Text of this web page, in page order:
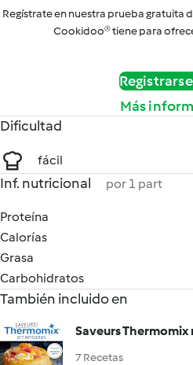
Regístrate en nuestra prueba gratuita
Cookidoo® tiene para
Más
Dificultad
fácil
Inf. nutricional por 1 part
Proteína
Calorías
Grasa
Carbohidratos
También incluido en
Saveurs Thermomix
7 Recetas